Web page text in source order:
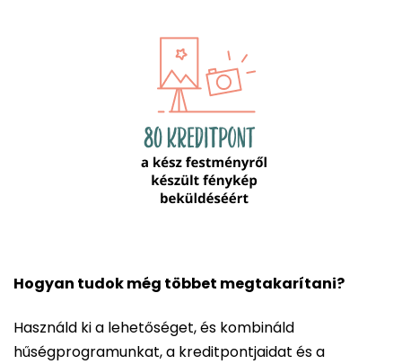
Hogyan tudok még többet megtakarítani?
Használd ki a lehetőséget, és kombináld
hűségprogramunkat, a kreditpontjaidat és a